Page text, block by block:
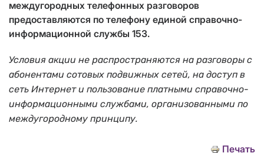
междугородных телефонных разговоров
предоставляются по телефону единой справочно-
информационной службы 153.
Условия акции не распространяются на разговоры с
абонентами сотовых подвижных сетей, на доступ в
сеть Интернет и пользование платными справочно-
информационными службами, организованными по
междугородному принципу.
Печать